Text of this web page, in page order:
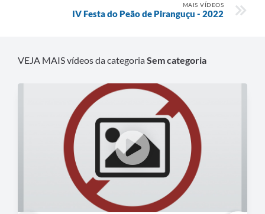
MAIS VÍDEOS
IV Festa do Peão de Piranguçu - 2022
VEJA MAIS vídeos da categoriaSem categoria